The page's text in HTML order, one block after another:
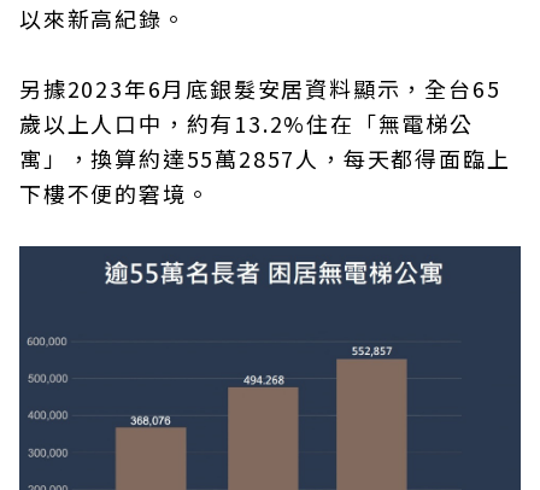
以來新高紀錄。
另據2023年6月底銀髮安居資料顯示，全台65
歲以上人口中，約有13.2%住在「無電梯公
寓」，換算約達55萬2857人，每天都得面臨上
下樓不便的窘境。